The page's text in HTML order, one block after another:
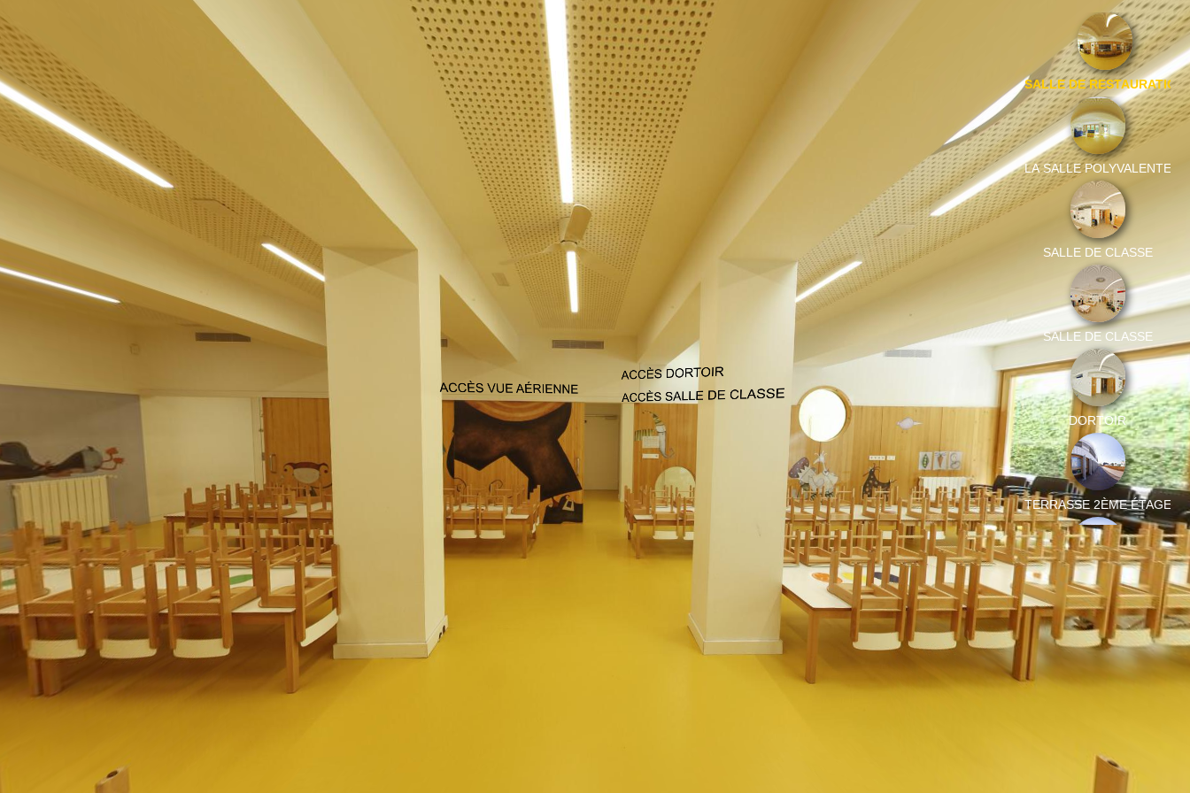
SALLE DE RESTAURATION
LA SALLE POLYVALENTE
SALLE DE CLASSE
SALLE DE CLASSE
DORTOIR
TERRASSE 2ÈME ÉTAGE
TERRASSE 2ÈME ÉTAGE
VUE AÉRIENNE 1
VUE AÉRIENNE 2